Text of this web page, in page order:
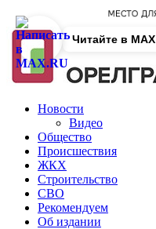
Новости
Видео
Общество
Происшествия
ЖКХ
Строительство
СВО
Рекомендуем
Об издании
Читайте в MAX